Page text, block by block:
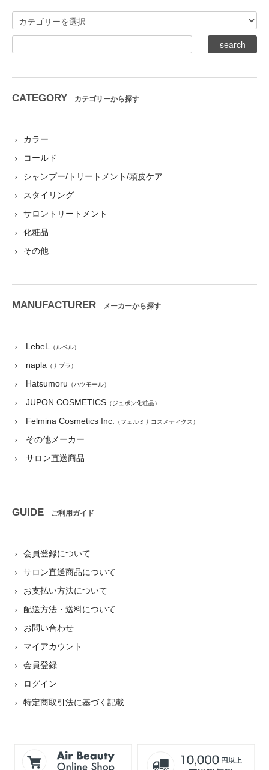
CATEGORY カテゴリーから探す
カラー
コールド
シャンプー/トリートメント/頭皮ケア
スタイリング
サロントリートメント
化粧品
その他
MANUFACTURER メーカーから探す
LebeL （ルベル）
napla （ナプラ）
Hatsumoru （ハツモール）
JUPON COSMETICS （ジュポン化粧品）
Felmina Cosmetics Inc. （フェルミナコスメティクス）
その他メーカー
サロン直送商品
GUIDE ご利用ガイド
会員登録について
サロン直送商品について
お支払い方法について
配送方法・送料について
お問い合わせ
マイアカウント
会員登録
ログイン
特定商取引法に基づく記載